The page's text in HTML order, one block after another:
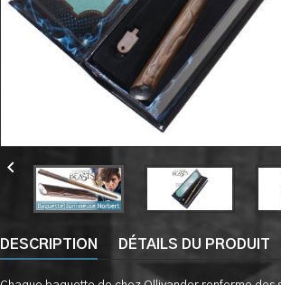

DESCRIPTION DÉTAILS DU PRODUIT